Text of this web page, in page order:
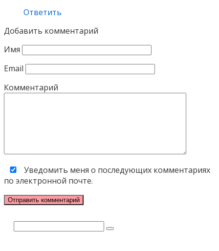
Ответить
Добавить комментарий
Имя
Email
Комментарий
Уведомить меня о последующих комментариях
по электронной почте.
Поиск: